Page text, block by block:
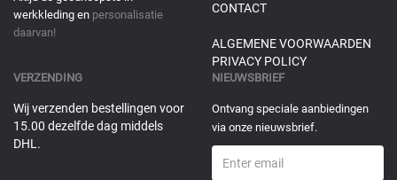
werkkleding en personalisatie
daarvan!
CONTACT
ALGEMENE VOORWAARDEN
PRIVACY POLICY
VERZENDING
Wij verzenden bestellingen voor
15.00 dezelfde dag middels
DHL.
NIEUWSBRIEF
Ontvang speciale aanbiedingen
via onze nieuwsbrief.